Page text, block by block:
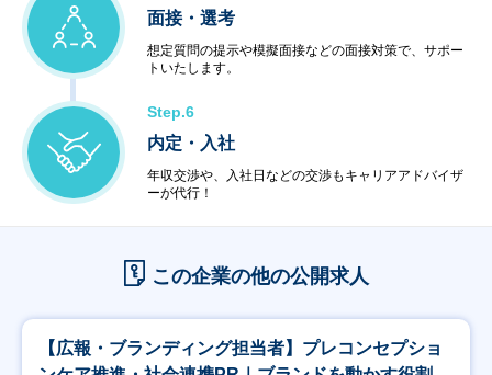
面接・選考
想定質問の提示や模擬面接などの面接対策で、サポー
トいたします。
Step.6
内定・入社
年収交渉や、入社日などの交渉もキャリアアドバイザ
ーが代行！
この企業の他の公開求人
【広報・ブランディング担当者】プレコンセプショ